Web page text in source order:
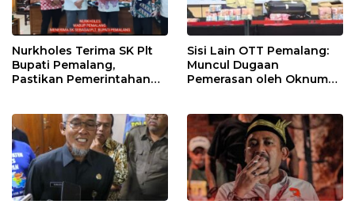
Nurkholes Terima SK Plt
Bupati Pemalang,
Pastikan Pemerintahan
Sisi Lain OTT Pemalang:
Muncul Dugaan
Pemerasan oleh Oknum